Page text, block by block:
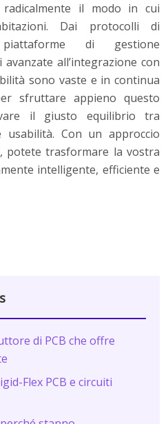
radicalmente il modo in cui
Dai protocolli di
di gestione
all’integrazione con
sono vaste e in continua
sfruttare appieno questo
il giusto equilibrio tra
usabilità. Con un approccio
potete trasformare la vostra
intelligente, efficiente e
di PCB che offre
Flex PCB e circuiti